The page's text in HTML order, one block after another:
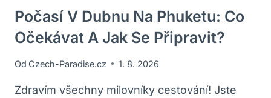
Počasí V Dubnu Na Phuketu: Co
Očekávat A Jak Se Připravit?
Od Czech-Paradise.cz 1. 8. 2026
Zdravím všechny milovníky cestování! Jste